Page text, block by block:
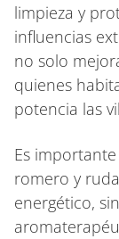
limpieza y
influencias
no solo
quienes
potencia las
Es
romero y
energético,